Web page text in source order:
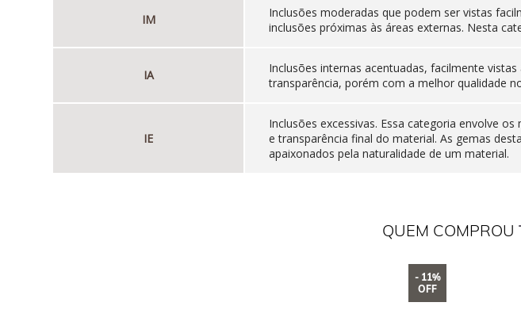
IM
Inclusões moderadas que podem ser vistas
inclusões próximas às áreas externas. Nesta
IA
Inclusões internas acentuadas, facilmente
transparência, porém com a melhor qualidade
IE
Inclusões excessivas. Essa categoria envolve
e transparência final do material. As gemas
apaixonados pela naturalidade de um material.
QUEM COMPROU
- 11%
OFF